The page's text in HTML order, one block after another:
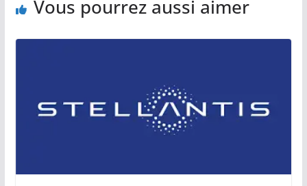
Vous pourrez aussi aimer